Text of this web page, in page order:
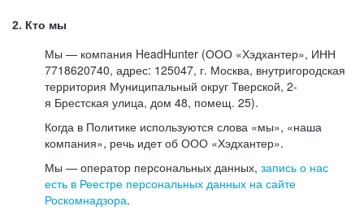
2. Кто мы
Мы — компания HeadHunter (ООО «Хэдхантер», ИНН
7718620740, адрес: 125047, г. Москва, внутригородская
территория Муниципальный округ Тверской, 2-
я Брестская улица, дом 48, помещ. 25).
Когда в Политике используются слова «мы», «наша
компания», речь идет об ООО «Хэдхантер».
Мы — оператор персональных данных, запись о нас
есть в Реестре персональных данных на сайте
Роскомнадзора.